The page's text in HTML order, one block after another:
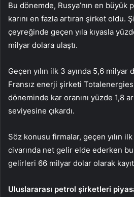
Bu dönemde, Rusya’nın en
karını en fazla artıran şirket oldu.
çeyreğinde geçen yıla kıyasla
milyar dolara ulaştı.
Geçen yılın ilk 3 ayında 5,6 milyar
Fransız enerji şirketi Totalenergies
döneminde kar oranını yüzde 1,8
seviyesine çıkardı.
Söz konusu firmalar, geçen yılın
civarında net gelir elde ederken bu
gelirleri 66 milyar dolar olarak
Uluslararası petrol şirketleri